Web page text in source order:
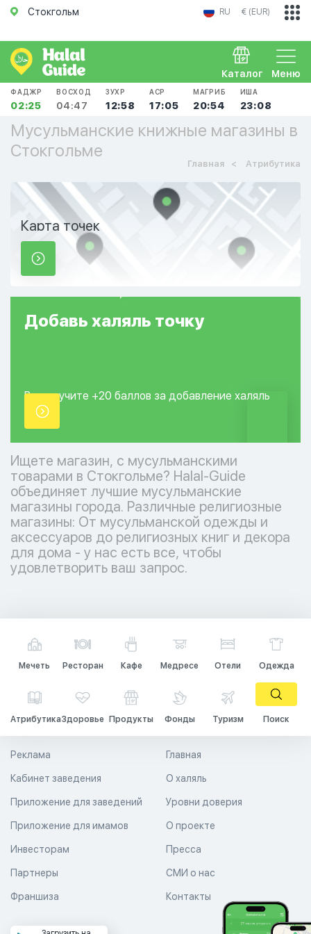
Стокгольм RU € (EUR)
Меню
Каталог
ФАДЖР
02:25
ВОСХОД
04:47
ЗУХР
12:58
АСР
17:05
МАГРИБ
20:54
ИША
23:08
Мусульманские книжные магазины в
Стокгольме
Главная Атрибутика
Карта точек
Добавь халяль точку
Вы получите +20 баллов за добавление халяль
точки.
Ищете магазин, с мусульманскими
товарами в Стокгольме? Halal-Guide
объединяет лучшие мусульманские
магазины города. Различные религиозные
магазины: От мусульманской одежды и
аксессуаров до религиозных книг и декора
для дома - у нас есть все, чтобы
удовлетворить ваш запрос.
Мечеть Ресторан Кафе Медресе Отели Одежда
АтрибутикаЗдоровье Продукты Фонды Туризм Поиск
Главная
О халяль
Уровни доверия
Реклама
Кабинет заведения
Приложение для заведений
Приложение для имамов О проекте
Пресса
СМИ о нас
Контакты
Инвесторам
Партнеры
Франшиза